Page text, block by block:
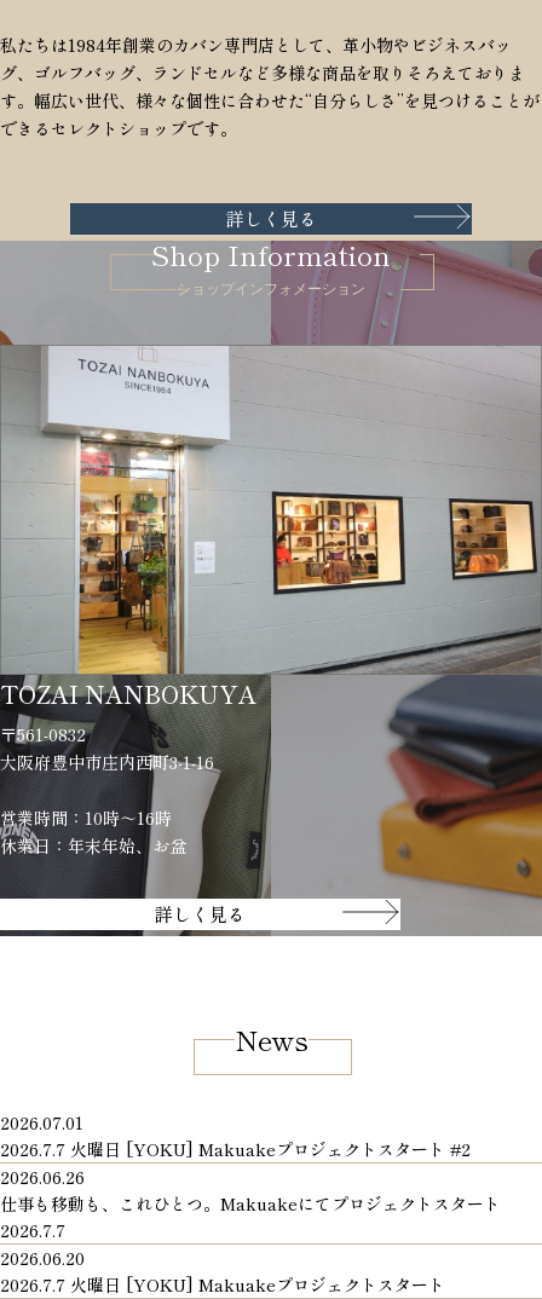
私たちは1984年創業のカバン専門店として、革小物やビジネスバッ
グ、ゴルフバッグ、ランドセルなど多様な商品を取りそろえておりま
す。幅広い世代、様々な個性に合わせた“自分らしさ”を見つけることが
できるセレクトショップです。
詳しく見る
Shop Information
ショップインフォメーション
TOZAI NANBOKUYA
〒561-0832
大阪府豊中市庄内西町3-1-16
営業時間：10時～16時
休業日：年末年始、お盆
詳しく見る
News
2026.07.01
2026.7.7 火曜日 [YOKU] Makuakeプロジェクトスタート #2
2026.06.26
仕事も移動も、これひとつ。Makuakeにてプロジェクトスタート
2026.7.7
2026.06.20
2026.7.7 火曜日 [YOKU] Makuakeプロジェクトスタート